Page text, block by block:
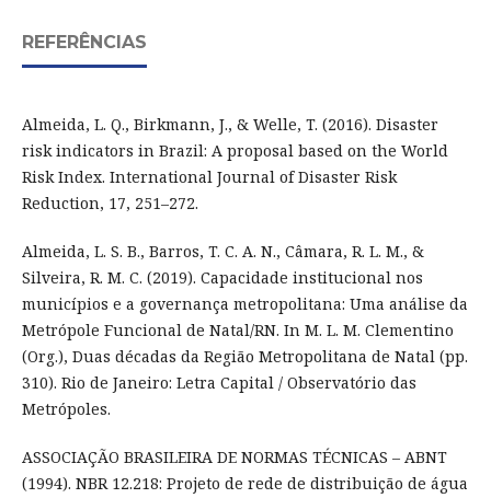
REFERÊNCIAS
Almeida, L. Q., Birkmann, J., & Welle, T. (2016). Disaster
risk indicators in Brazil: A proposal based on the World
Risk Index. International Journal of Disaster Risk
Reduction, 17, 251–272.
Almeida, L. S. B., Barros, T. C. A. N., Câmara, R. L. M., &
Silveira, R. M. C. (2019). Capacidade institucional nos
municípios e a governança metropolitana: Uma análise da
Metrópole Funcional de Natal/RN. In M. L. M. Clementino
(Org.), Duas décadas da Região Metropolitana de Natal (pp.
310). Rio de Janeiro: Letra Capital / Observatório das
Metrópoles.
ASSOCIAÇÃO BRASILEIRA DE NORMAS TÉCNICAS – ABNT
(1994). NBR 12.218: Projeto de rede de distribuição de água